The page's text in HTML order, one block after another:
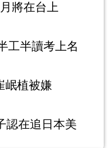
將在台上
工半讀考上名
岷植被嫌
認在追日本美